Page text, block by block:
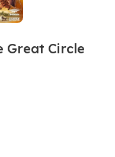
Great Circle